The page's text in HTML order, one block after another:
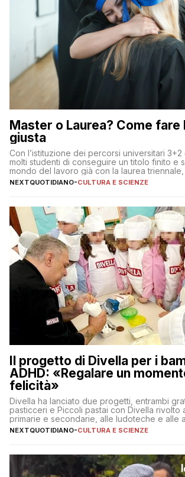
Master o Laurea? Come fare
giusta
Con l’istituzione dei percorsi universitari
molti studenti di conseguire un titolo finito e
mondo del lavoro già con la laurea
interrogativi che si pongono gli studenti una
l’obiettivo di primo livello
NEXTQUOTIDIANO-CULTURA E SCIENZE
Il progetto di Divella per i
ADHD: «Regalare un
felicità»
Divella ha lanciato due progetti, entrambi
pasticceri e Piccoli pastai con Divella rivolto
primarie e secondarie, alle ludoteche e alle
pugliesi che si occupano di bambini con
NEXTQUOTIDIANO-CULTURA E SCIENZE